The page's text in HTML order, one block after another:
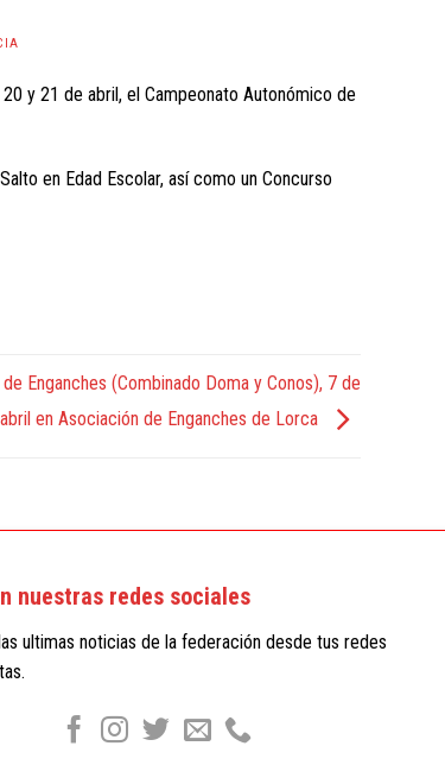
y 21 de abril, el Campeonato Autonómico de
en Edad Escolar, así como un Concurso
Enganches (Combinado Doma y Conos), 7 de
abril en Asociación de Enganches de Lorca
nuestras redes sociales
ultimas noticias de la federación desde tus redes